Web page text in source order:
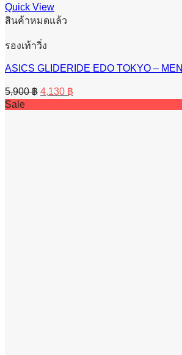
Quick View
สินค้าหมดแล้ว
รองเท้าวิ่ง
ASICS GLIDERIDE EDO TOKYO – MEN
5,900฿ Original
price
was:
4,130 ฿
price
is:
Sale